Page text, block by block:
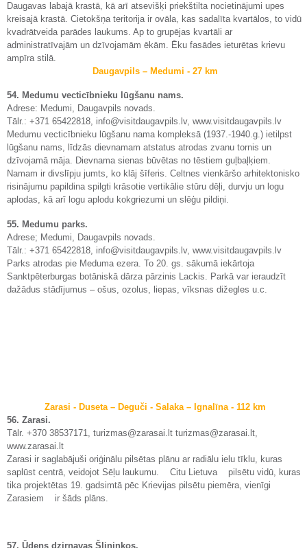
Daugavas labajā krastā, kā arī atsevišķi priekštilta nocietinājumi upes
kreisajā krastā. Cietokšņa teritorija ir ovāla, kas sadalīta kvartālos, to vidū
kvadrātveida parādes laukums. Ap to grupējas kvartāli ar
administratīvajām un dzīvojamām ēkām. Ēku fasādes ieturētas krievu
ampīra stilā.
Daugavpils – Medumi - 27 km
54. Medumu vecticībnieku lūgšanu nams.
Adrese: Medumi, Daugavpils novads.
Tālr.: +371 65422818, info@visitdaugavpils.lv, www.visitdaugavpils.lv
Medumu vecticībnieku lūgšanu nama kompleksā (1937.-1940.g.) ietilpst
lūgšanu nams, līdzās dievnamam atstatus atrodas zvanu tornis un
dzīvojamā māja. Dievnama sienas būvētas no tēstiem guļbaļķiem.
Namam ir divslīpju jumts, ko klāj šīferis. Celtnes vienkāršo arhitektonisko
risinājumu papildina spilgti krāsotie vertikālie stūru dēļi, durvju un logu
aplodas, kā arī logu aplodu kokgriezumi un slēģu pildiņi.
55. Medumu parks.
Adrese; Medumi, Daugavpils novads.
Tālr.: +371 65422818, info@visitdaugavpils.lv, www.visitdaugavpils.lv
Parks atrodas pie Meduma ezera. To 20. gs. sākumā iekārtoja
Sanktpēterburgas botāniskā dārza pārzinis Lackis. Parkā var ieraudzīt
dažādus stādījumus – ošus, ozolus, liepas, vīksnas dižegles u.c.
Zarasi - Duseta – Deguči - Salaka – Ignalīna - 112 km
56. Zarasi.
Tālr. +370 38537171, turizmas@zarasai.lt turizmas@zarasai.lt,
www.zarasai.lt
Zarasi ir saglabājuši oriģinālu pilsētas plānu ar radiālu ielu tīklu, kuras
saplūst centrā, veidojot Sēļu laukumu. Citu Lietuva pilsētu vidū, kuras
tika projektētas 19. gadsimtā pēc Krievijas pilsētu piemēra, vienīgi
Zarasiem ir šāds plāns.
57. Ūdens dzirnavas Šlininkos.